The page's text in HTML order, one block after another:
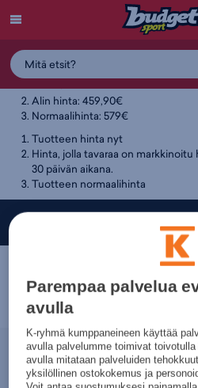
Tuotteen hintahistoria
459,90€
Alin hinta: 459,90€
Normaalihinta: 579€
Tuotteen hinta nyt
Hinta, jolla tavaraa on
30 päivän aikana.
Tuotteen normaalihinta
Budget Sport — Liikuttavan
Tilaukset toimitetaan sinulle
Parempaa palvelua
avulla
K-ryhmä kumppaneineen käyttää
avulla palvelumme toimivat
avulla mitataan palveluiden
yksilöllinen ostokokemus ja